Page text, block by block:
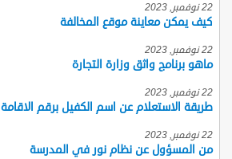
22 نوفمبر, 2023
كيف يمكن معاينة موقع المخالفة
22 نوفمبر, 2023
ماهو برنامج واثق وزارة التجارة
22 نوفمبر, 2023
طريقة الاستعلام عن اسم الكفيل برقم الاقامة
22 نوفمبر, 2023
من المسؤول عن نظام نور في المدرسة